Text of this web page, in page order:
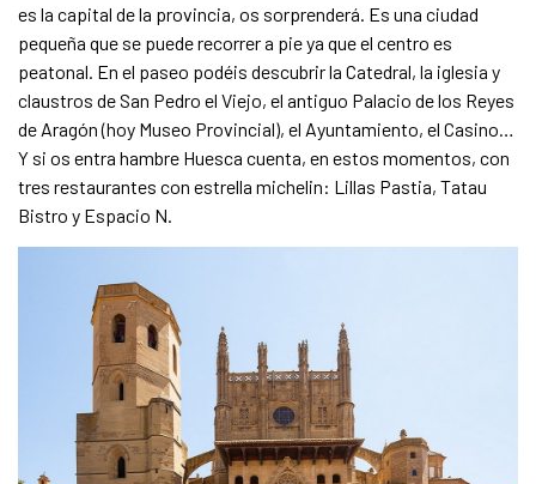
es la capital de la provincia, os sorprenderá. Es una ciudad
pequeña que se puede recorrer a pie ya que el centro es
peatonal. En el paseo podéis descubrir la Catedral, la iglesia y
claustros de San Pedro el Viejo, el antiguo Palacio de los Reyes
de Aragón (hoy Museo Provincial), el Ayuntamiento, el Casino…
Y si os entra hambre Huesca cuenta, en estos momentos, con
tres restaurantes con estrella michelin: Lillas Pastia, Tatau
Bistro y Espacio N.